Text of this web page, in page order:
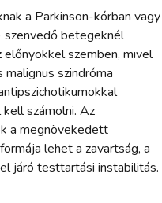
a Parkinson-kórban vagy
betegeknél
szemben, mivel
szindróma
számolni. Az
a megnövekedett
lehet a zavartság, a
járó testtartási instabilitás.